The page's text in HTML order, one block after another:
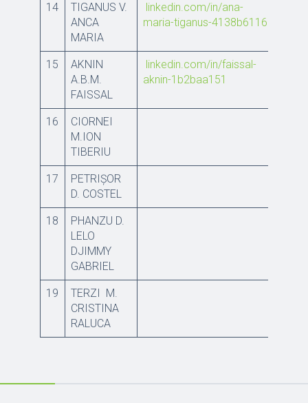
14
TIGANUS V.
ANCA
MARIA
linkedin.com/in/ana-
maria-tiganus-4138b6116
15
AKNIN
A.B.M.
FAISSAL
linkedin.com/in/faissal-
aknin-1b2baa151
16
CIORNEI
M.ION
TIBERIU
17
PETRIŞOR
D. COSTEL
18
PHANZU D.
LELO
DJIMMY
GABRIEL
19
TERZI M.
CRISTINA
RALUCA